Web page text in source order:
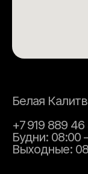
Белая
+7 919 889
Будни: 08:00
Выходные: